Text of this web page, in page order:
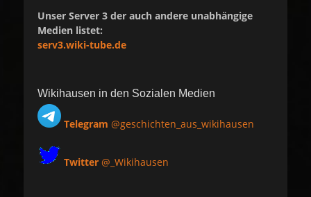
Unser Server 3 der auch andere unabhängige
Medien listet:
serv3.wiki-tube.de
Wikihausen in den Sozialen Medien
Telegram @geschichten_aus_wikihausen
Twitter @_Wikihausen